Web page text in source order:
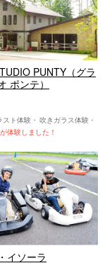
PUNTY（グラ
ポンテ）
スト体験
吹きガラス体験
体験しました！
イソーラ